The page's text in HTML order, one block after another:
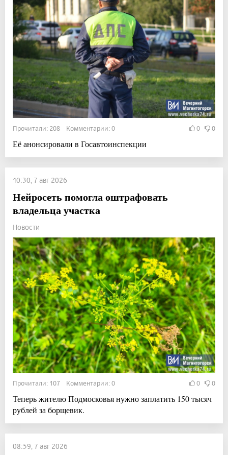
Прочитали: 208 Комментарии: 0 0 0
Её анонсировали в Госавтоинспекции
10:30, 7 авг 2026
Нейросеть помогла оштрафовать
владельца участка
Новости
Прочитали: 107 Комментарии: 0 0 0
Теперь жителю Подмосковья нужно заплатить 150 тысяч
рублей за борщевик.
08:59, 7 авг 2026